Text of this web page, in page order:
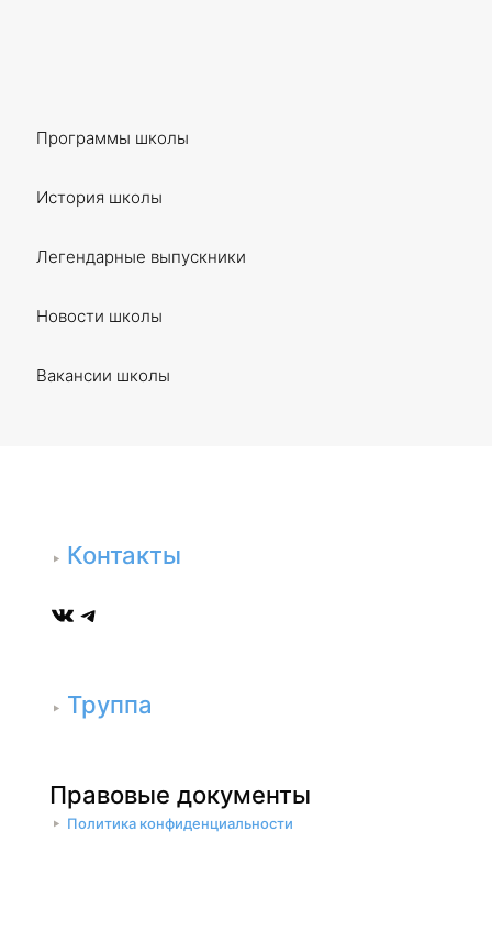
Программы школы
История школы
Легендарные выпускники
Новости школы
Вакансии школы
Контакты
ВКонтакте
Telegram
Труппа
Правовые документы
Политика конфиденциальности